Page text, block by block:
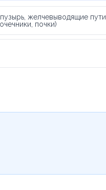
желчевыводящие пути,
почки)